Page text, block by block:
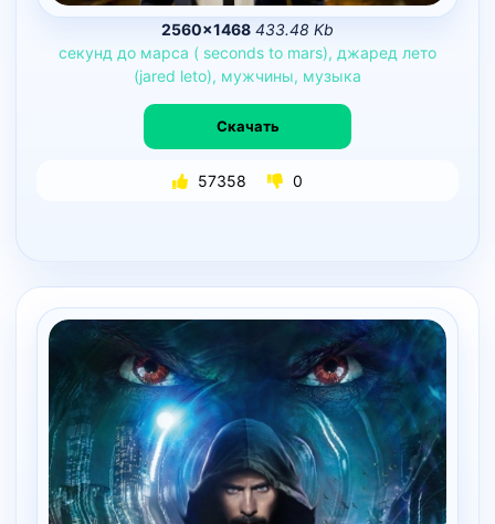
2560×1468 433.48 Kb
секунд до марса ( seconds to mars), джаред лето
(jared leto), мужчины, музыка
Скачать
57358 0